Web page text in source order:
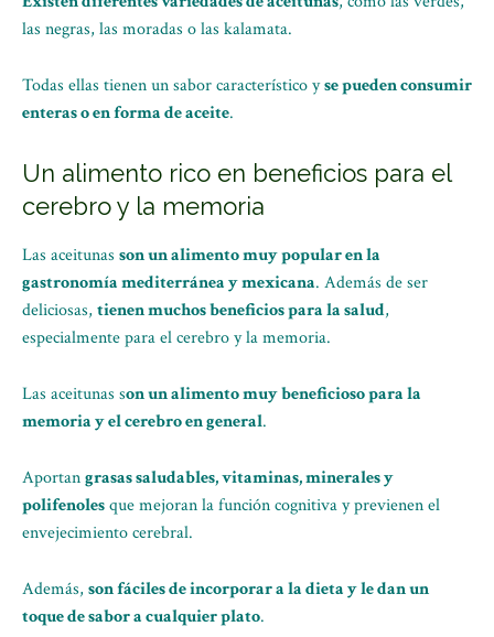
las negras, las moradas o las kalamata.
Todas ellas tienen un sabor característico yse pueden consumir
enteras o en forma de aceite.
Un alimento rico en beneficios para el
cerebro y la memoria
Las aceitunas son un alimento muy popular en la
gastronomía mediterránea y mexicana. Además de ser
deliciosas, tienen muchos beneficios para la salud,
especialmente para el cerebro y la memoria.
Las aceitunas son un alimento muy beneficioso para la
memoria y el cerebro en general.
Aportangrasas saludables, vitaminas, minerales y
polifenolesque mejoran la función cognitiva y previenen el
envejecimiento cerebral.
Además, son fáciles de incorporar a la dieta y le dan un
toque de sabor a cualquier plato.